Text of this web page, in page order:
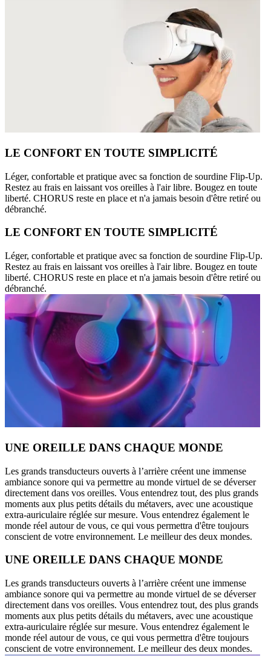
LE CONFORT EN TOUTE SIMPLICITÉ
Léger, confortable et pratique avec sa fonction de sourdine Flip-Up.
Restez au frais en laissant vos oreilles à l'air libre. Bougez en toute
liberté. CHORUS reste en place et n'a jamais besoin d'être retiré ou
débranché.
LE CONFORT EN TOUTE SIMPLICITÉ
Léger, confortable et pratique avec sa fonction de sourdine Flip-Up.
Restez au frais en laissant vos oreilles à l'air libre. Bougez en toute
liberté. CHORUS reste en place et n'a jamais besoin d'être retiré ou
débranché.
UNE OREILLE DANS CHAQUE MONDE
Les grands transducteurs ouverts à l’arrière créent une immense
ambiance sonore qui va permettre au monde virtuel de se déverser
directement dans vos oreilles. Vous entendrez tout, des plus grands
moments aux plus petits détails du métavers, avec une acoustique
extra-auriculaire réglée sur mesure. Vous entendrez également le
monde réel autour de vous, ce qui vous permettra d'être toujours
conscient de votre environnement. Le meilleur des deux mondes.
UNE OREILLE DANS CHAQUE MONDE
Les grands transducteurs ouverts à l’arrière créent une immense
ambiance sonore qui va permettre au monde virtuel de se déverser
directement dans vos oreilles. Vous entendrez tout, des plus grands
moments aux plus petits détails du métavers, avec une acoustique
extra-auriculaire réglée sur mesure. Vous entendrez également le
monde réel autour de vous, ce qui vous permettra d'être toujours
conscient de votre environnement. Le meilleur des deux mondes.